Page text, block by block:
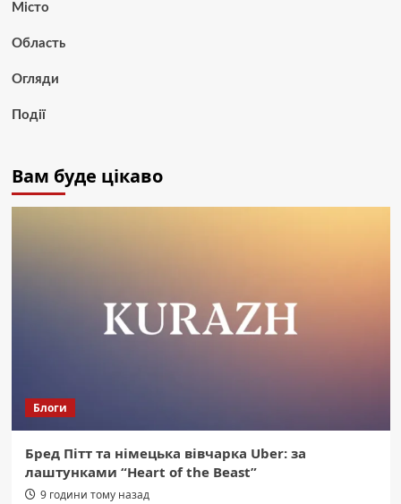
Місто
Область
Огляди
Події
Вам буде цікаво
Блоги
Бред Пітт та німецька вівчарка Uber: за
лаштунками “Heart of the Beast”
9 години тому назад